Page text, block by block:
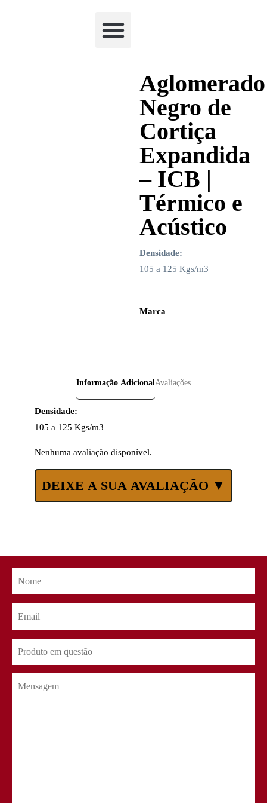
Aglomerado
Negro de
Cortiça
Expandida
– ICB |
Térmico e
Acústico
Densidade:
105 a 125 Kgs/m3
Marca
Informação AdicionalAvaliações
Densidade:
105 a 125 Kgs/m3
Nenhuma avaliação disponível.
DEIXE A SUA AVALIAÇÃO ▼